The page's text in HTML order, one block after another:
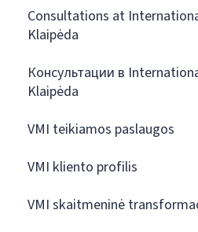
Consultations at
Klaipėda
Консультации в
Klaipėda
VMI teikiamos paslaugos
VMI kliento profilis
VMI skaitmeninė